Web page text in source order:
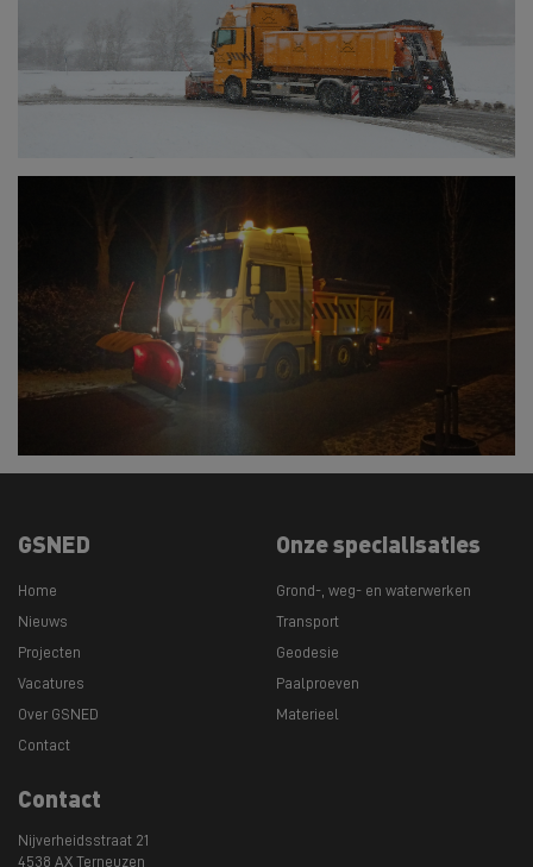
GSNED
Home
Nieuws
Projecten
Vacatures
Over GSNED
Contact
Onze specialisaties
Grond-, weg- en waterwerken
Transport
Geodesie
Paalproeven
Materieel
Contact
Nijverheidsstraat 21
4538 AX Terneuzen